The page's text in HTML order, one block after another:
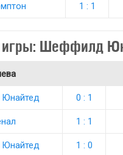
1 : 1
игры: Шеффилд
0 : 1
1 : 1
1 : 0